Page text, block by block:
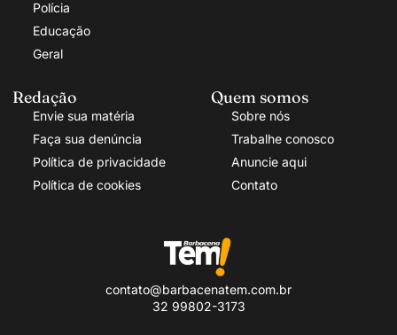
Polícia
Educação
Geral
Redação
Envie sua matéria
Faça sua denúncia
Política de privacidade
Política de cookies
Quem somos
Sobre nós
Trabalhe conosco
Anuncie aqui
Contato
contato@barbacenatem.com.br
32 99802-3173